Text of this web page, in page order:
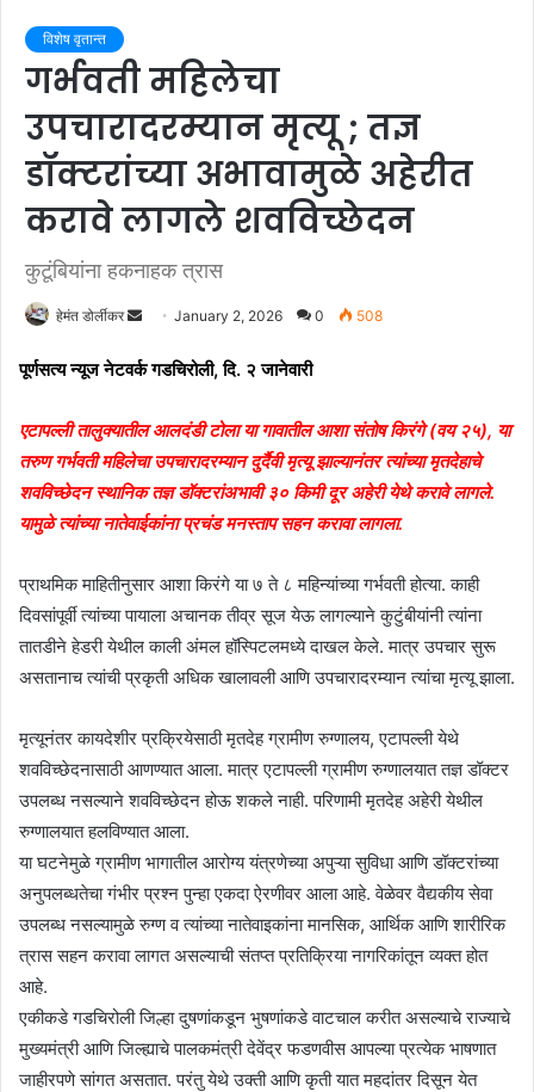
विशेष वृतान्त
गर्भवती महिलेचा
उपचारादरम्यान मृत्यू ; तज्ञ
डॉक्टरांच्या अभावामुळे अहेरीत
करावे लागले शवविच्छेदन
कुटूंबियांना हकनाहक त्रास
हेमंत डोर्लीकर
n
a
n
e
m
January 2, 2026 0 508
पूर्णसत्य न्यूज नेटवर्क गडचिरोली, दि. २ जानेवारी
एटापल्ली तालुक्यातील आलदंडी टोला या गावातील आशा संतोष किरंगे (वय २५), या
तरुण गर्भवती महिलेचा उपचारादरम्यान दुर्दैवी मृत्यू झाल्यानंतर त्यांच्या मृतदेहाचे
शवविच्छेदन स्थानिक तज्ञ डॉक्टरांअभावी ३० किमी दूर अहेरी येथे करावे लागले.
यामुळे त्यांच्या नातेवाईकांना प्रचंड मनस्ताप सहन करावा लागला.
प्राथमिक माहितीनुसार आशा किरंगे या ७ ते ८ महिन्यांच्या गर्भवती होत्या. काही
दिवसांपूर्वी त्यांच्या पायाला अचानक तीव्र सूज येऊ लागल्याने कुटुंबीयांनी त्यांना
तातडीने हेडरी येथील काली अंमल हॉस्पिटलमध्ये दाखल केले. मात्र उपचार सुरू
असतानाच त्यांची प्रकृती अधिक खालावली आणि उपचारादरम्यान त्यांचा मृत्यू झाला.
मृत्यूनंतर कायदेशीर प्रक्रियेसाठी मृतदेह ग्रामीण रुग्णालय, एटापल्ली येथे
शवविच्छेदनासाठी आणण्यात आला. मात्र एटापल्ली ग्रामीण रुग्णालयात तज्ञ डॉक्टर
उपलब्ध नसल्याने शवविच्छेदन होऊ शकले नाही. परिणामी मृतदेह अहेरी येथील
रुग्णालयात हलविण्यात आला.
या घटनेमुळे ग्रामीण भागातील आरोग्य यंत्रणेच्या अपुऱ्या सुविधा आणि डॉक्टरांच्या
अनुपलब्धतेचा गंभीर प्रश्न पुन्हा एकदा ऐरणीवर आला आहे. वेळेवर वैद्यकीय सेवा
उपलब्ध नसल्यामुळे रुग्ण व त्यांच्या नातेवाइकांना मानसिक, आर्थिक आणि शारीरिक
त्रास सहन करावा लागत असल्याची संतप्त प्रतिक्रिया नागरिकांतून व्यक्त होत
आहे.
एकीकडे गडचिरोली जिल्हा दुषणांकडून भुषणांकडे वाटचाल करीत असल्याचे राज्याचे
मुख्यमंत्री आणि जिल्ह्याचे पालकमंत्री देवेंद्र फडणवीस आपल्या प्रत्येक भाषणात
जाहीरपणे सांगत असतात. परंतु येथे उक्ती आणि कृती यात महदांतर दिसून येत